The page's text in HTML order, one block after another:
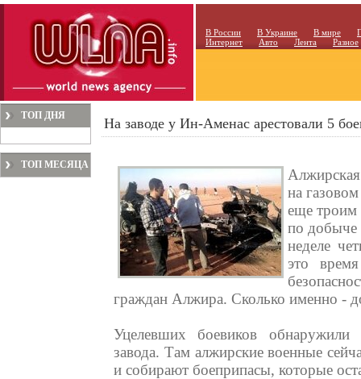
В России В Украине В мире
Интернет
Авто Лента Разное
ТОП ДНЯ
ТОП МЕСЯЦА
На заводе у Ин-Аменас арестовали 5
на
еще троим
по добыче
неделе
это
граждан Алжира. Сколько именно -
Уцелевших боевиков
завода. Там алжирские военные
и собирают боеприпасы, которые